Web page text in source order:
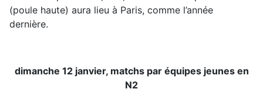
(poule haute) aura lieu à Paris, comme l’année
dernière.
dimanche 12 janvier, matchs par équipes jeunes en
N2